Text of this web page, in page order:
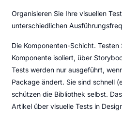
Organisieren Sie Ihre visuellen
unterschiedlichen
Die Komponenten-Schicht.
Komponente isoliert, über
Tests werden nur ausgeführt,
Package ändert. Sie sind schnell
schützen die Bibliothek selbst.
Artikel über visuelle Tests in